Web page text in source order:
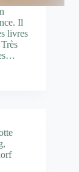
Il
livres
,